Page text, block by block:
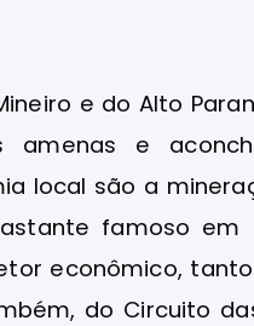
e do Alto
amenas e
local são a
famoso
econômico,
do Circuito